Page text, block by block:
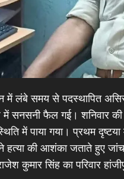
में लंबे समय से पदस्थापित
में सनसनी फैल गई। शनिवार
में पाया गया। प्रथम दृष्टया
हत्या की आशंका जताते हुए
कुमार सिंह का परिवार